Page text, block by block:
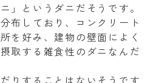
」というダニだそうです。
布しており、コンクリート
を好み、建物の壁面によく
取する雑食性のダニなんだ
りすることはないそうです